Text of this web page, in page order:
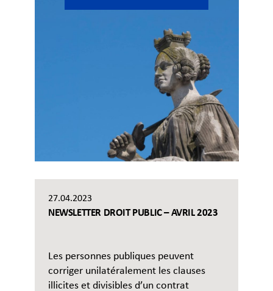
27.04.2023
NEWSLETTER DROIT PUBLIC – AVRIL 2023
Les personnes publiques peuvent
corriger unilatéralement les clauses
illicites et divisibles d’un contrat